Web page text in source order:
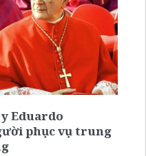
Eduardo
phục vụ trung